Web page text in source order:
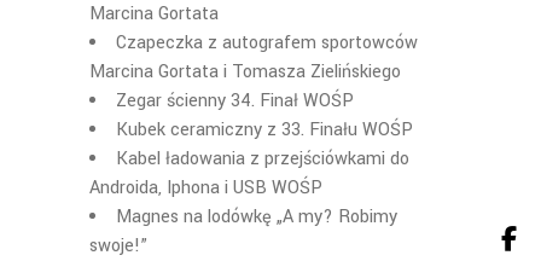
Marcina Gortata
Czapeczka z autografem sportowców
Marcina Gortata i Tomasza Zielińskiego
Zegar ścienny 34. Finał WOŚP
Kubek ceramiczny z 33. Finału WOŚP
Kabel ładowania z przejściówkami do
Androida, Iphona i USB WOŚP
Magnes na lodówkę „A my? Robimy
swoje!”